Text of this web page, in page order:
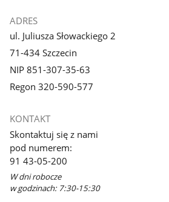
ADRES
ul. Juliusza Słowackiego 2
71-434 Szczecin
NIP 851-307-35-63
Regon 320-590-577
KONTAKT
Skontaktuj się z nami
pod numerem:
91 43-05-200
W dni robocze
w godzinach: 7:30-15:30